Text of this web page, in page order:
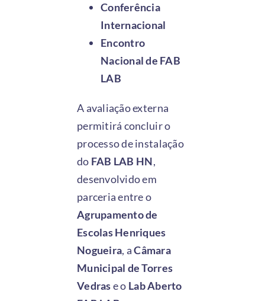
Conferência
Internacional
Encontro
Nacional de FAB
LAB
A avaliação externa
permitirá concluir o
processo de instalação
do FAB LAB HN,
desenvolvido em
parceria entre o
Agrupamento de
Escolas Henriques
Nogueira, aCâmara
Municipal de Torres
Vedrase o Lab Aberto